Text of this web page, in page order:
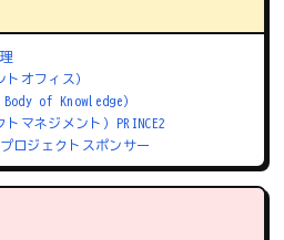
トオフィス）
Body of Knowledge）
トマネジメント） PRINCE2
プロジェクトスポンサー